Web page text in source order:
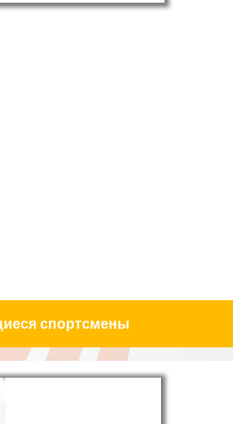
спортсмены